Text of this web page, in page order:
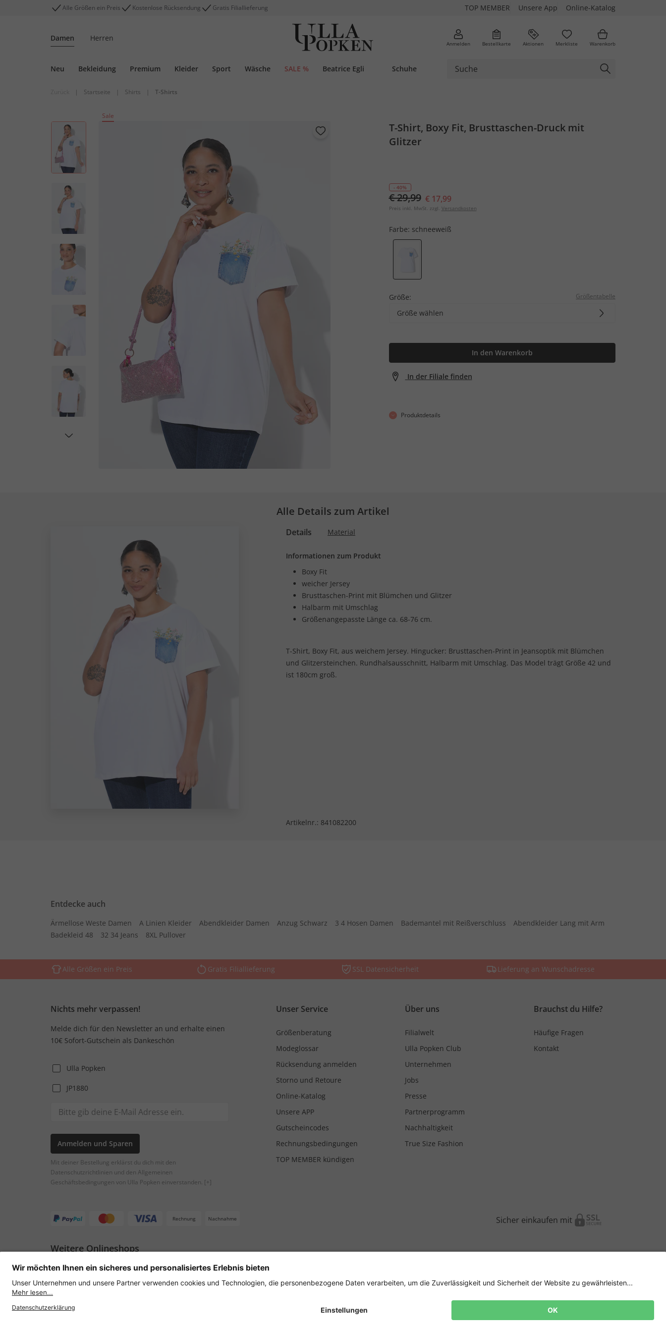
Alle Größen ein Preis Kostenlose Rücksendung Gratis Filiallieferung TOP MEMBER Unsere App Online-Katalog
Damen Herren
Anmelden Bestellkarte Aktionen Merkliste Warenkorb
Neu Bekleidung Premium Kleider Sport Wäsche SALE % Beatrice Egli Schuhe
| Startseite | Shirts | T-Shirts
Sale
T-Shirt, Boxy Fit, Brusttaschen-Druck mit
Glitzer
- 40%
€ 29,99 € 17,99
Preis inkl. MwSt. zzgl. Versandkosten
Farbe: schneeweiß
Größe: Größentabelle
Größe wählen
In den Warenkorb
In der Filiale finden
Produktdetails
Alle Details zum Artikel
Details Material
Informationen zum Produkt
Boxy Fit
weicher Jersey
Brusttaschen-Print mit Blümchen und Glitzer
Halbarm mit Umschlag
Größenangepasste Länge ca. 68-76 cm.
T-Shirt, Boxy Fit, aus weichem Jersey. Hingucker: Brusttaschen-Print in Jeansoptik mit Blümchen
und Glitzersteinchen. Rundhalsausschnitt, Halbarm mit Umschlag. Das Model trägt Größe 42 und
ist 180cm groß.
Artikelnr.: 841082200
Entdecke auch
Ärmellose Weste Damen A Linien Kleider Abendkleider Damen Anzug Schwarz 3 4 Hosen Damen Bademantel mit Reißverschluss
Abendkleider Lang mit Arm
Badekleid 48
32 34 Jeans 8XL Pullover
Alle Größen ein Preis Gratis Filiallieferung SSL Datensicherheit Lieferung an Wunschadresse
Nichts mehr verpassen!
Melde dich für den Newsletter an und erhalte einen
10€ Sofort-Gutschein als Dankeschön
Ulla Popken
JP1880
Anmelden und Sparen
Mit deiner Bestellung erklärst du dich mit den
Datenschutzrichtlinien und den Allgemeinen
Geschäftsbedingungen von Ulla Popken einverstanden. [+]
Unser Service
Größenberatung
Modeglossar
Rücksendung anmelden
Storno und Retoure
Online-Katalog
Unsere APP
Gutscheincodes
Rechnungsbedingungen
TOP MEMBER kündigen
Über uns
Filialwelt
Ulla Popken Club
Unternehmen
Jobs
Presse
Partnerprogramm
Nachhaltigkeit
True Size Fashion
Brauchst du Hilfe?
Häufige Fragen
Kontakt
Rechnung Nachnahme Sicher einkaufen mit
Weitere Onlineshops
Österreich